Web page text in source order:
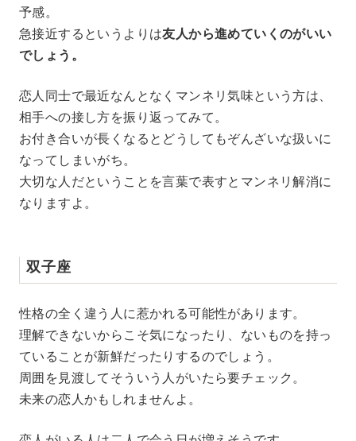
予感。
急接近するというよりは友人から進めていくのがいい
でしょう。
恋人同士で最近なんとなくマンネリ気味という方は、
相手への接し方を振り返ってみて。
お付き合いが長くなるとどうしてもぞんざいな扱いに
なってしまいがち。
大切な人だということを言葉で表すとマンネリ解消に
なりますよ。
双子座
性格の全く違う人に惹かれる可能性があります。
理解できないからこそ気になったり、ないものを持っ
ていることが新鮮だったりするのでしょう。
周囲を見渡してそういう人がいたら要チェック。
未来の恋人かもしれませんよ。